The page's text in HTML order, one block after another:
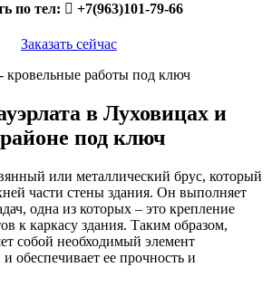
по тел: +7(963)101-79-66
Заказать сейчас
кровельные работы под ключ
в Луховицах и
под ключ
или металлический брус, который
части стены здания. Он выполняет
одна из которых – это крепление
к каркасу здания. Таким образом,
собой необходимый элемент
обеспечивает ее прочность и